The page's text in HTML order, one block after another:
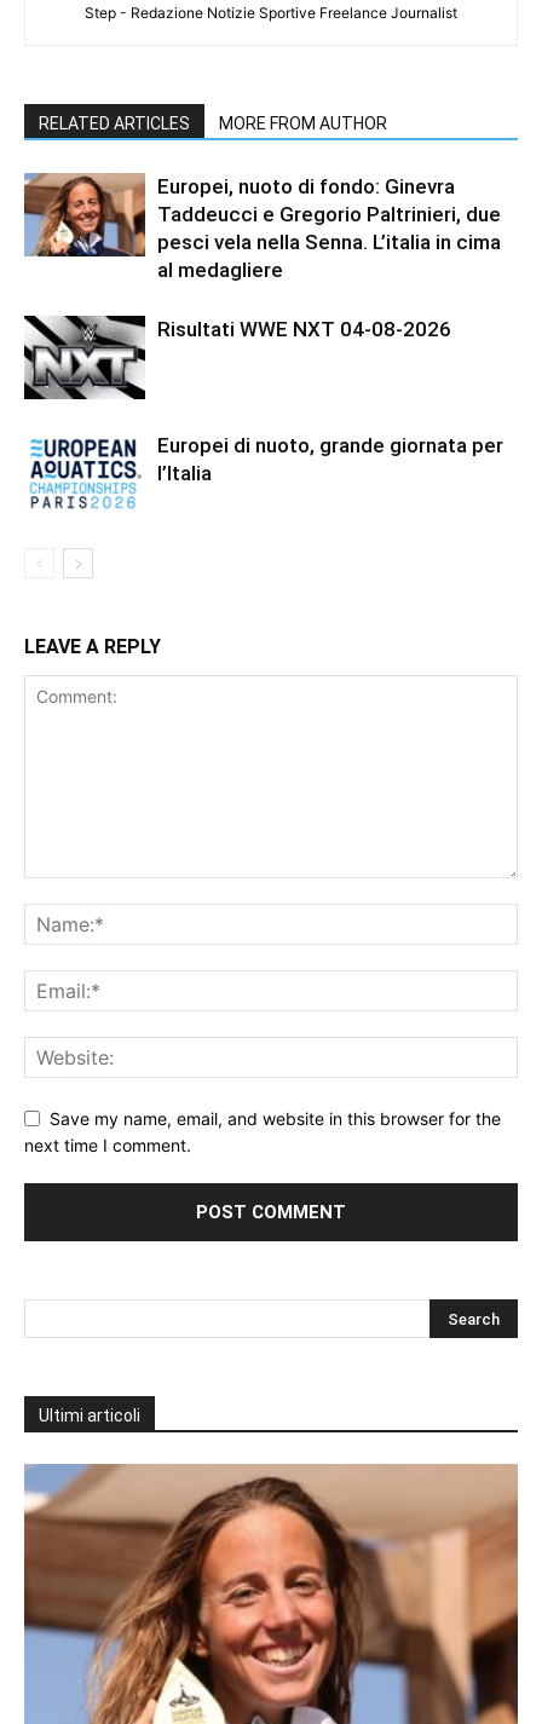
Step - Redazione Notizie Sportive Freelance Journalist
RELATED ARTICLES MORE FROM AUTHOR
Europei, nuoto di fondo: Ginevra
Taddeucci e Gregorio Paltrinieri, due
pesci vela nella Senna. L’italia in cima
al medagliere
Risultati WWE NXT 04-08-2026
Europei di nuoto, grande giornata per
l’Italia
LEAVE A REPLY
Save my name, email, and website in this browser for the
next time I comment.
Ultimi articoli